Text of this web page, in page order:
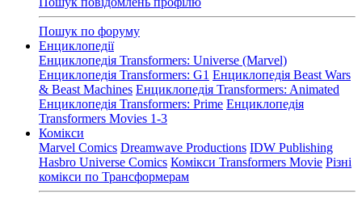
Пошук по форуму
Енциклопедії
Енциклопедія Transformers: Universe (Marvel)
Енциклопедія Transformers: G1 Енциклопедія Beast Wars
& Beast Machines Енциклопедія Transformers: Animated
Енциклопедія Transformers: Prime Енциклопедія
Transformers Movies 1-3
Комікси
Marvel Comics Dreamwave Productions IDW Publishing
Hasbro Universe Comics Комікси Transformers Movie Різні
комікси по Трансформерам